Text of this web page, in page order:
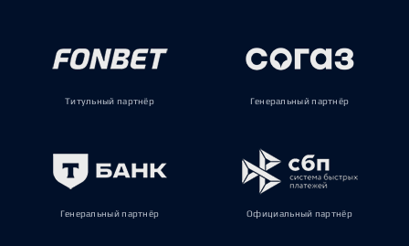
Титульный партнёр Генеральный партнёр
Генеральный партнёр Официальный партнёр